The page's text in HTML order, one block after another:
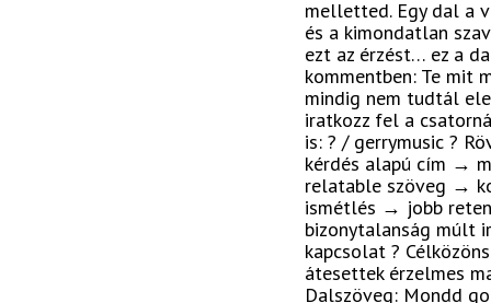
melletted. Egy dal a
és a kimondatlan
ezt az érzést… ez a
kommentben: Te mit
mindig nem tudtál
iratkozz fel a
is: ? / gerrymusic ?
kérdés alapú cím →
relatable szöveg →
ismétlés → jobb
bizonytalanság múlt
kapcsolat ?
átesettek érzelmes
Dalszöveg: Mondd